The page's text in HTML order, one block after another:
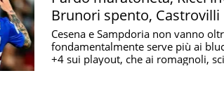
Brunori spento,
Cesena
Cesena e Sampdoria non vanno
fondamentalmente serve più ai
+4 sui playout, che ai romagnoli,